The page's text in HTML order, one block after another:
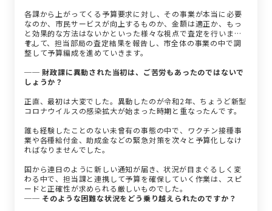
各課から上がってくる予算要求に対し、その事業が本当に必要
なのか、市民サービスが向上するものか、金額は適正か、もっ
と効果的な方法はないかといった様々な視点で査定を行いま
す。
そして、担当部局の査定結果を報告し、市全体の事業の中で調
整して予算編成を進めていきます。
── 財政課に異動された当初は、ご苦労もあったのではないで
しょうか？
正直、最初は大変でした。異動したのが令和2年、ちょうど新型
コロナウイルスの感染拡大が始まった時期と重なったんです。
誰も経験したことのない未曾有の事態の中で、ワクチン接種事
業や各種給付金、助成金などの緊急対策を次々と予算化しなけ
ればなりませんでした。
国から連日のように新しい通知が届き、状況が目まぐるしく変
わる中で、担当課と連携して予算を確保していく作業は、スピ
ードと正確性が求められる厳しいものでした。
── そのような困難な状況をどう乗り越えられたのですか？